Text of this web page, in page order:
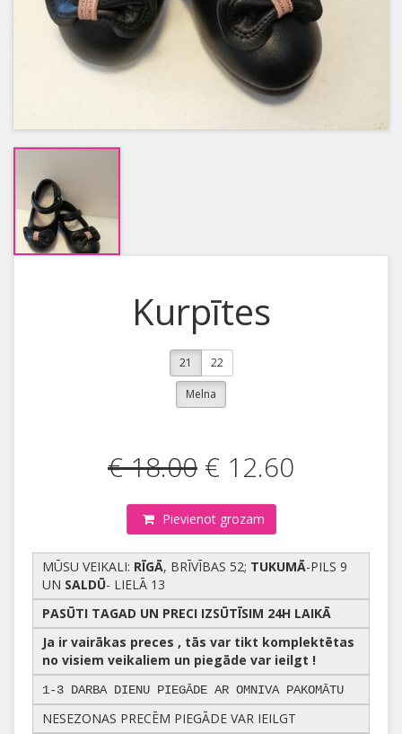
Kurpītes
21 22
Melna
€ 18.00 € 12.60
Pievienot grozam
MŪSU VEIKALI: RĪGĀ, BRĪVĪBAS 52; TUKUMĀ-PILS 9
UN SALDŪ- LIELĀ 13
PASŪTI TAGAD UN PRECI IZSŪTĪSIM 24H LAIKĀ
Ja ir vairākas preces , tās var tikt komplektētas
no visiem veikaliem un piegāde var ieilgt !
1-3 DARBA DIENU PIEGĀDE AR OMNIVA PAKOMĀTU
NESEZONAS PRECĒM PIEGĀDE VAR IEILGT